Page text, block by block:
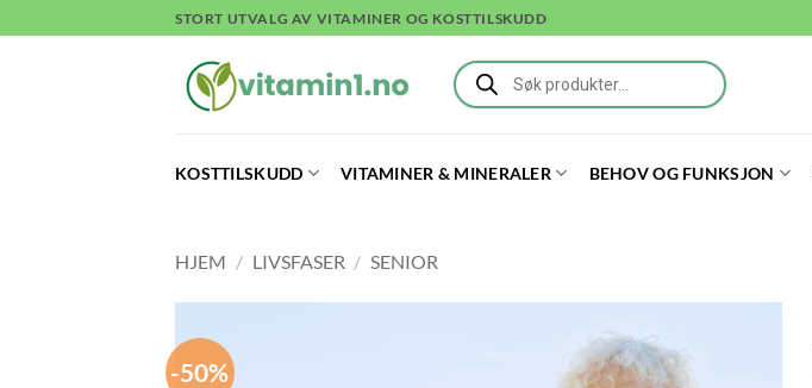
to
STORT UTVALG AV VITAMINER OG KOSTTILSKUDD
Products
search
KOSTTILSKUDD VITAMINER & MINERALER BEHOV OG FUNKSJON
HJEM / LIVSFASER / SENIOR
-50%